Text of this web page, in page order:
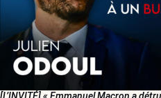
[L’INVITÉ] « Emmanuel Macron a